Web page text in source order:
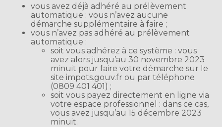
vous avez déjà adhéré au prélèvement
automatique : vous n’avez aucune
démarche supplémentaire à faire ;
vous n’avez pas adhéré au prélèvement
automatique :
soit vous adhérez à ce système : vous
avez alors jusqu’au 30 novembre 2023
minuit pour faire votre démarche sur le
site impots.gouv.fr ou par téléphone
(0809 401 401) ;
soit vous payez directement en ligne via
votre espace professionnel : dans ce cas,
vous avez jusqu’au 15 décembre 2023
minuit.